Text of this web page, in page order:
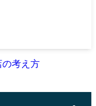
の考え方